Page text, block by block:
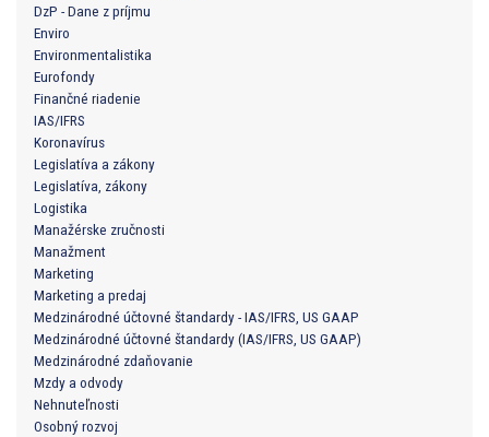
DzP - Dane z príjmu
Enviro
Environmentalistika
Eurofondy
Finančné riadenie
IAS/IFRS
Koronavírus
Legislatíva a zákony
Legislatíva, zákony
Logistika
Manažérske zručnosti
Manažment
Marketing
Marketing a predaj
Medzinárodné účtovné štandardy - IAS/IFRS, US GAAP
Medzinárodné účtovné štandardy (IAS/IFRS, US GAAP)
Medzinárodné zdaňovanie
Mzdy a odvody
Nehnuteľnosti
Osobný rozvoj